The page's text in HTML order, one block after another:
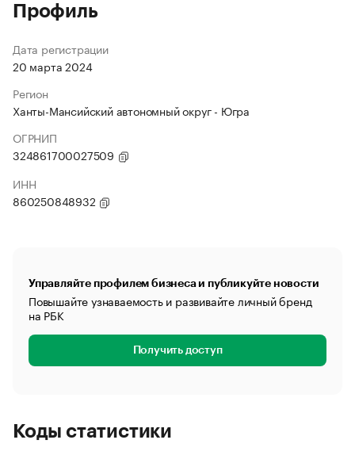
Профиль
Дата регистрации
20 марта 2024
Регион
Ханты-Мансийский автономный округ - Югра
ОГРНИП
324861700027509
ИНН
860250848932
Управляйте профилем бизнеса и публикуйте новости
Повышайте узнаваемость и развивайте личный бренд
на РБК
Получить доступ
Коды статистики